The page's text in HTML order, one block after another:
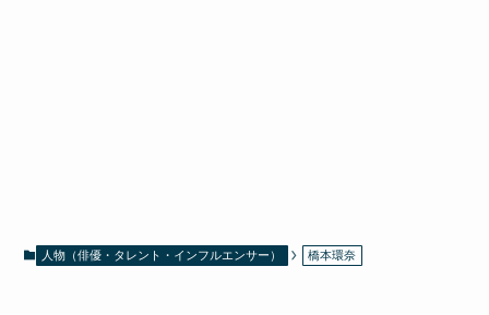
人物（俳優・タレント・インフルエンサー） 橋本環奈